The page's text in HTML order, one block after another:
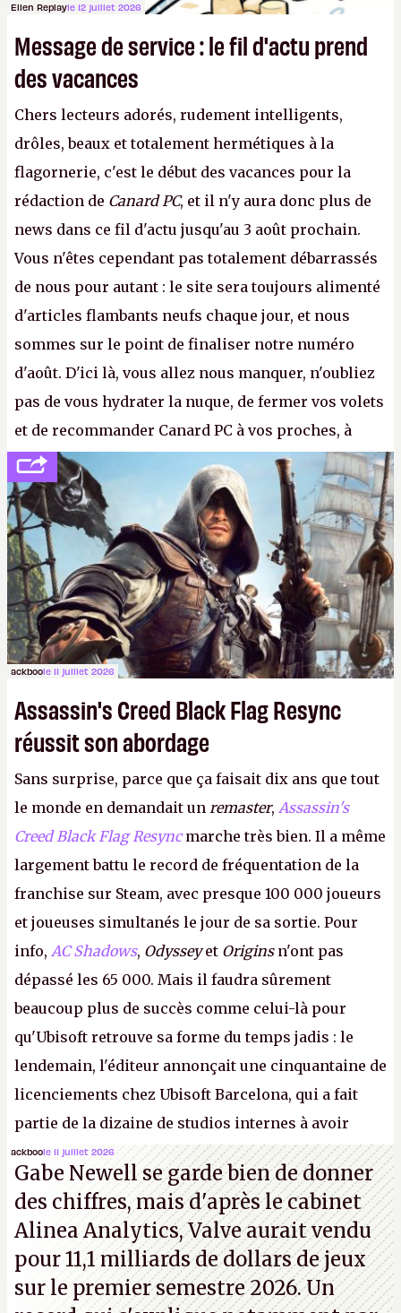
Ellen Replayle 12 juillet 2026
Message de service : le fil d'actu prend
des vacances
Chers lecteurs adorés, rudement intelligents,
drôles, beaux et totalement hermétiques à la
flagornerie, c'est le début des vacances pour la
rédaction de Canard PC, et il n'y aura donc plus de
news dans ce fil d'actu jusqu'au 3 août prochain.
Vous n'êtes cependant pas totalement débarrassés
de nous pour autant : le site sera toujours alimenté
d'articles flambants neufs chaque jour, et nous
sommes sur le point de finaliser notre numéro
d'août. D'ici là, vous allez nous manquer, n'oubliez
pas de vous hydrater la nuque, de fermer vos volets
et de recommander Canard PC à vos proches, à
votre famille et aux inconnus que vous croisez
dans la rue. Bon été à tous ! –ER.
ackboole 11 juillet 2026
Assassin's Creed Black Flag Resync
réussit son abordage
Sans surprise, parce que ça faisait dix ans que tout
le monde en demandait un remaster, Assassin's
Creed Black Flag Resyncmarche très bien. Il a même
largement battu le record de fréquentation de la
franchise sur Steam, avec presque 100 000 joueurs
et joueuses simultanés le jour de sa sortie. Pour
info, AC Shadows, Odysseyet Originsn'ont pas
dépassé les 65 000. Mais il faudra sûrement
beaucoup plus de succès comme celui-là pour
qu'Ubisoft retrouve sa forme du temps jadis : le
lendemain, l'éditeur annonçait une cinquantaine de
licenciements chez Ubisoft Barcelona, qui a fait
partie de la dizaine de studios internes à avoir
travaillé sur cetAssassin's Creedsous la direction
d'Ubisoft Singapour.A.
ackboole 11 juillet 2026
Gabe Newell se garde bien de donner
des chiffres, mais d'après le cabinet
Alinea Analytics, Valve aurait vendu
pour 11,1 milliards de dollars de jeux
sur le premier semestre 2026. Un